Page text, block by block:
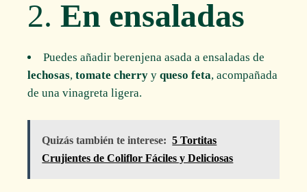
2.En ensaladas
Puedes añadir berenjena asada a ensaladas de
lechosas,tomate cherry yqueso feta, acompañada
de una vinagreta ligera.
Quizás también te interese: 5 Tortitas
Crujientes de Coliflor Fáciles y Deliciosas